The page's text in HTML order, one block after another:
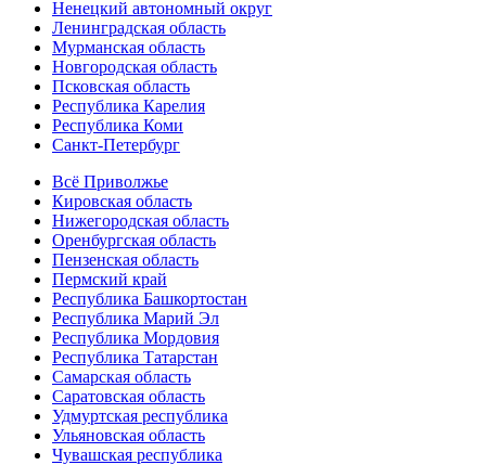
Ненецкий автономный округ
Ленинградская область
Мурманская область
Новгородская область
Псковская область
Республика Карелия
Республика Коми
Санкт-Петербург
Всё Приволжье
Кировская область
Нижегородская область
Оренбургская область
Пензенская область
Пермский край
Республика Башкортостан
Республика Марий Эл
Республика Мордовия
Республика Татарстан
Самарская область
Саратовская область
Удмуртская республика
Ульяновская область
Чувашская республика